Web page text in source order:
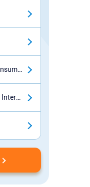
Santander Consumer Bank
Garanti BBVA International